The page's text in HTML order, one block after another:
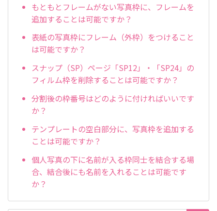
もともとフレームがない写真枠に、フレームを
追加することは可能ですか？
表紙の写真枠にフレーム（外枠）をつけること
は可能ですか？
スナップ（SP）ページ「SP12」・「SP24」の
フィルム枠を削除することは可能ですか？
分割後の枠番号はどのように付ければいいです
か？
テンプレートの空白部分に、写真枠を追加する
ことは可能ですか？
個人写真の下に名前が入る枠同士を結合する場
合、結合後にも名前を入れることは可能です
か？